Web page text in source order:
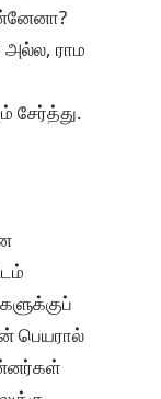
அல்ல, ராம
சேர்த்து.
பெயரால்